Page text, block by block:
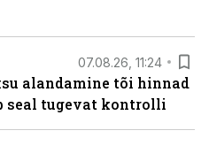
07.08.26, 11:24
alandamine tõi hinnad
seal tugevat kontrolli